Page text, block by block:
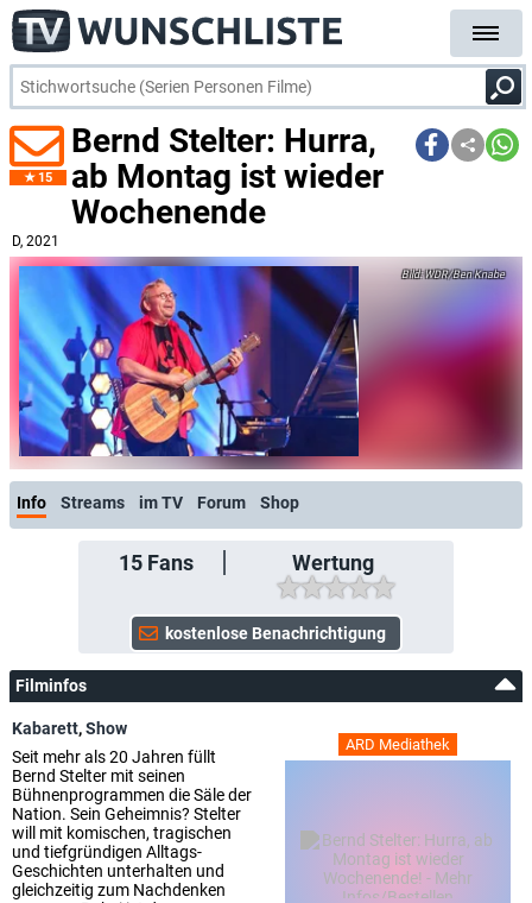
15
Bernd Stelter: Hurra,
ab Montag ist wieder
Wochenende
D, 2021
WDR/Ben Knabe
Info Streams im TV Forum Shop
15Fans Wertung
Filminfos
ARD Mediathek
Kabarett,Show
Seit mehr als 20 Jahren füllt
Bernd Stelter mit seinen
Bühnenprogrammen die Säle der
Nation. Sein Geheimnis? Stelter
will mit komischen, tragischen
und tiefgründigen Alltags-
Geschichten unterhalten und
gleichzeitig zum Nachdenken